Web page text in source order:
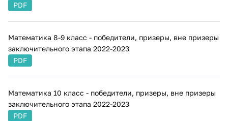
PDF
Математика 8-9 класс - победители, призеры, вне призеры
заключительного этапа 2022-2023
PDF
Математика 10 класс - победители, призеры, вне призеры
заключительного этапа 2022-2023
PDF